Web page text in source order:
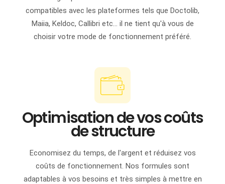
compatibles avec les plateformes tels que Doctolib,
Maiia, Keldoc, Callibri etc... il ne tient qu'à vous de
choisir votre mode de fonctionnement préféré.
Optimisation de vos coûts
de structure
Economisez du temps, de l'argent et réduisez vos
coûts de fonctionnement. Nos formules sont
adaptables à vos besoins et très simples à mettre en